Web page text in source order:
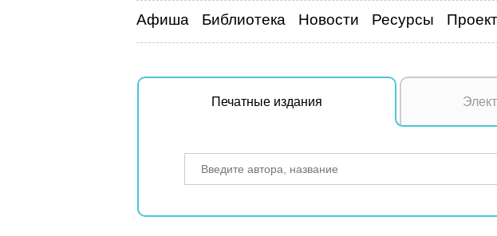
Афиша Библиотека Новости Ресурсы
Печатные издания